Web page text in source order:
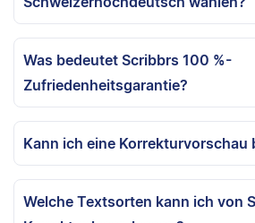
Was bedeutet Scribbrs 100 %-
Zufriedenheitsgarantie?
Kann ich eine Korrekturvorschau
Welche Textsorten kann ich von